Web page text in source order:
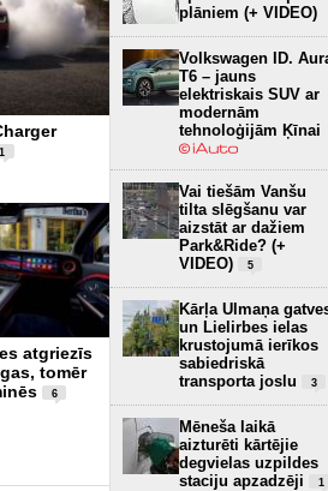
1
atgriezīs
tomēr
6
Xiaomi piesaka
– luksusa SUV Eiropas
FOTO)
4
Pēc vairāk nekā 80
gadiem Donavā redzami
Otrā pasaules kara
kuģu vraki (+ VIDEO)
plāniem (+ VIDEO)
Volkswagen ID.
T6 – jauns
elektriskais SUV ar
modernām
tehnoloģijām Ķīnai
Vai tiešām Vanšu
tilta slēgšanu var
aizstāt ar dažiem
Park&Ride? (+
VIDEO)
5
Kārļa Ulmaņa
un Lielirbes ielas
krustojumā ierīkos
sabiedriskā
transporta joslu
3
Mēneša laikā
aizturēti kārtējie
degvielas uzpildes
staciju apzadzēji
1